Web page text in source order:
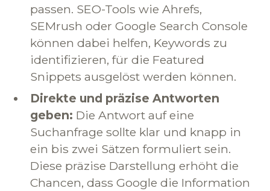
passen. SEO-Tools wie Ahrefs,
SEMrush oder Google Search Console
können dabei helfen, Keywords zu
identifizieren, für die Featured
Snippets ausgelöst werden können.
Direkte und präzise Antworten
geben: Die Antwort auf eine
Suchanfrage sollte klar und knapp in
ein bis zwei Sätzen formuliert sein.
Diese präzise Darstellung erhöht die
Chancen, dass Google die Information